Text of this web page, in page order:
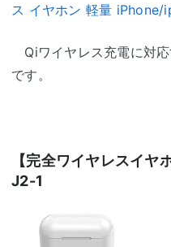
ス イヤホン 軽量
Qiワイヤレス充電に対
です。
【完全ワイヤレスイ
J2-1